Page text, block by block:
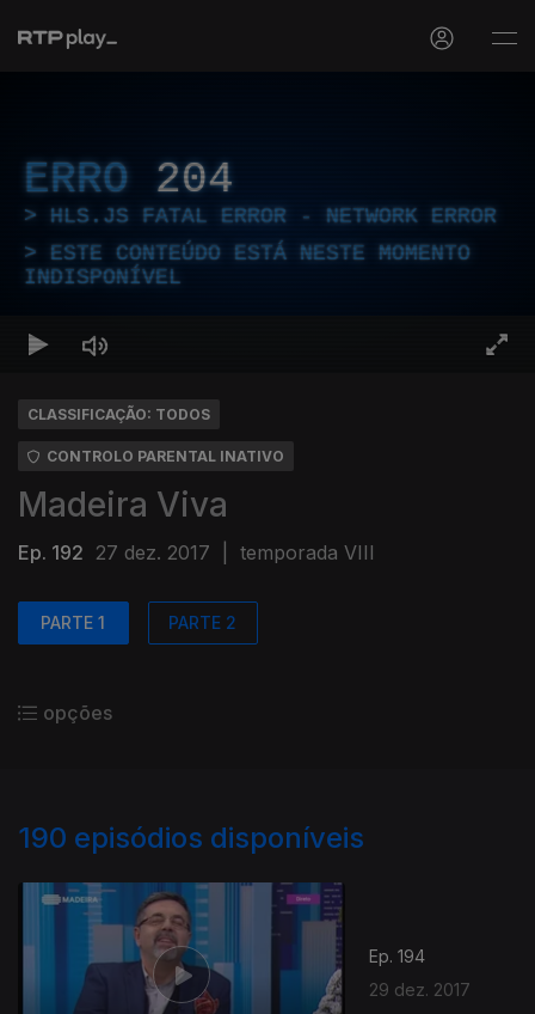
ERRO 204
HLS.JS FATAL ERROR - NETWORK ERROR
ESTE CONTEÚDO ESTÁ NESTE MOMENTO
INDISPONÍVEL
CLASSIFICAÇÃO: TODOS
CONTROLO PARENTAL INATIVO
Madeira Viva
Ep. 192 27 dez. 2017 temporada VIII
PARTE 1 PARTE 2
opções
190 episódios disponíveis
Ep. 194
29 dez. 2017